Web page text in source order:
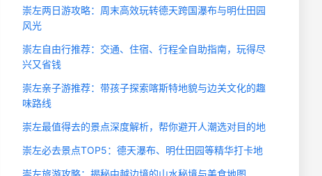
崇左两日游攻略：周末高效玩转德天跨国瀑布与明仕田园
风光
崇左自由行推荐：交通、住宿、行程全自助指南，玩得尽
兴又省钱
崇左亲子游推荐：带孩子探索喀斯特地貌与边关文化的趣
味路线
崇左最值得去的景点深度解析，帮你避开人潮选对目的地
崇左必去景点TOP5：德天瀑布、明仕田园等精华打卡地
崇左旅游攻略：揭秘中越边境的山水秘境与美食地图